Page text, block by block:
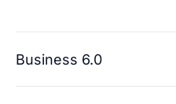
Business 6.0